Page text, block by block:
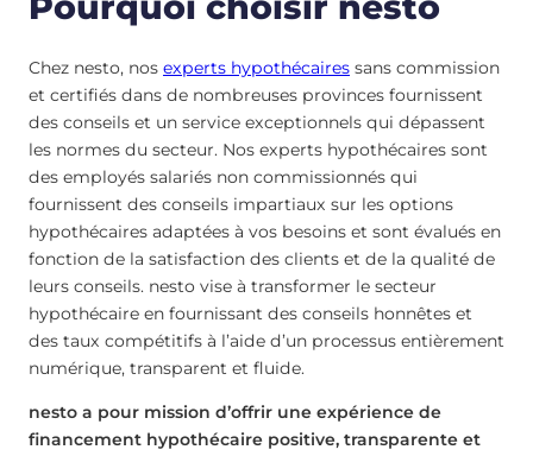
Chez nesto, nos experts hypothécaires sans commission
et certifiés dans de nombreuses provinces fournissent
des conseils et un service exceptionnels qui dépassent
les normes du secteur. Nos experts hypothécaires sont
des employés salariés non commissionnés qui
fournissent des conseils impartiaux sur les options
hypothécaires adaptées à vos besoins et sont évalués en
fonction de la satisfaction des clients et de la qualité de
leurs conseils. nesto vise à transformer le secteur
hypothécaire en fournissant des conseils honnêtes et
des taux compétitifs à l’aide d’un processus entièrement
numérique, transparent et fluide.
nesto a pour mission d’offrir une expérience de
financement hypothécaire positive, transparente et